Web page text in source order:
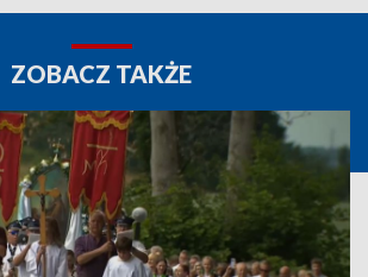
ZOBACZ TAKŻE